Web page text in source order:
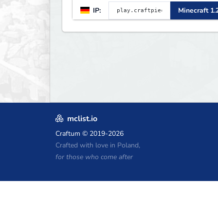
IP:
Minecraft
mclist.io
Craftum © 2019-2026
Crafted with love in Poland,
for those who come after